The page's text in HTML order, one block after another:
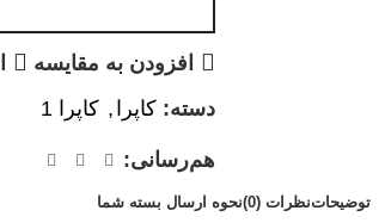
افزودن به مقایسه
دسته: کاپرا , کاپرا 1
هم‌رسانی:
توضیحاتنظرات (0) نحوه ارسال بسته شما